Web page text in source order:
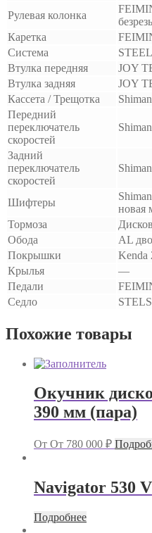
Рулевая колонка
Каретка
Система
Втулка передняя
JOY
Втулка задняя
JOY
Кассета / Трещотка
Передний
переключатель
скоростей
Задний
переключатель
скоростей
Шифтеры
новая
Тормоза
Обода
AL
Покрышки
Kenda
Крылья
—
Педали
Седло
Похожие товары
Окучник
390 мм (пара)
От От 780 000 ₽
Navigator 530 V
Подробнее